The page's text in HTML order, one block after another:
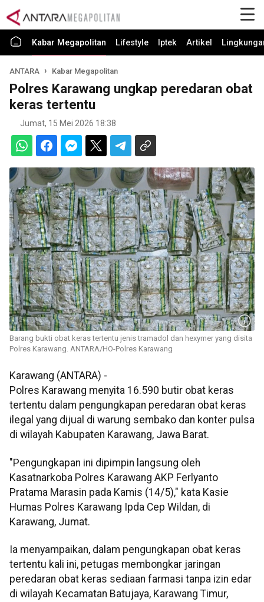
Kabar Megapolitan Lifestyle Iptek Artikel
ANTARA Kabar Megapolitan
Polres Karawang ungkap peredaran obat
keras tertentu
Jumat, 15 Mei 2026 18:38
Barang bukti obat keras tertentu jenis tramadol dan hexymer yang disita
Polres Karawang. ANTARA/HO-Polres Karawang
Karawang (ANTARA) -
Polres Karawang menyita 16.590 butir obat keras
tertentu dalam pengungkapan peredaran obat keras
ilegal yang dijual di warung sembako dan konter pulsa
di wilayah Kabupaten Karawang, Jawa Barat.
"Pengungkapan ini dipimpin langsung oleh
Kasatnarkoba Polres Karawang AKP Ferlyanto
Pratama Marasin pada Kamis (14/5)," kata Kasie
Humas Polres Karawang Ipda Cep Wildan, di
Karawang, Jumat.
Ia menyampaikan, dalam pengungkapan obat keras
tertentu kali ini, petugas membongkar jaringan
peredaran obat keras sediaan farmasi tanpa izin edar
di wilayah Kecamatan Batujaya, Karawang Timur,